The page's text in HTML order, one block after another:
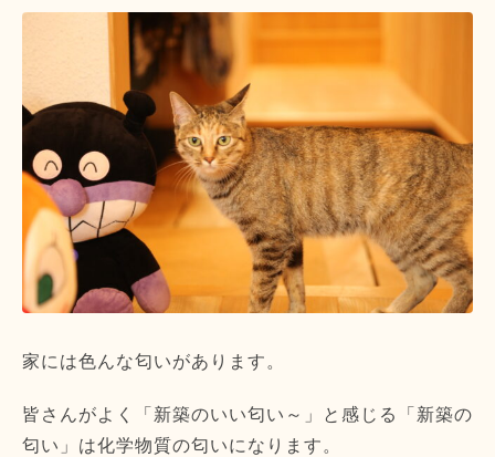
家には色んな匂いがあります。
皆さんがよく「新築のいい匂い～」と感じる「新築の
匂い」 は化学物質の匂いになります。